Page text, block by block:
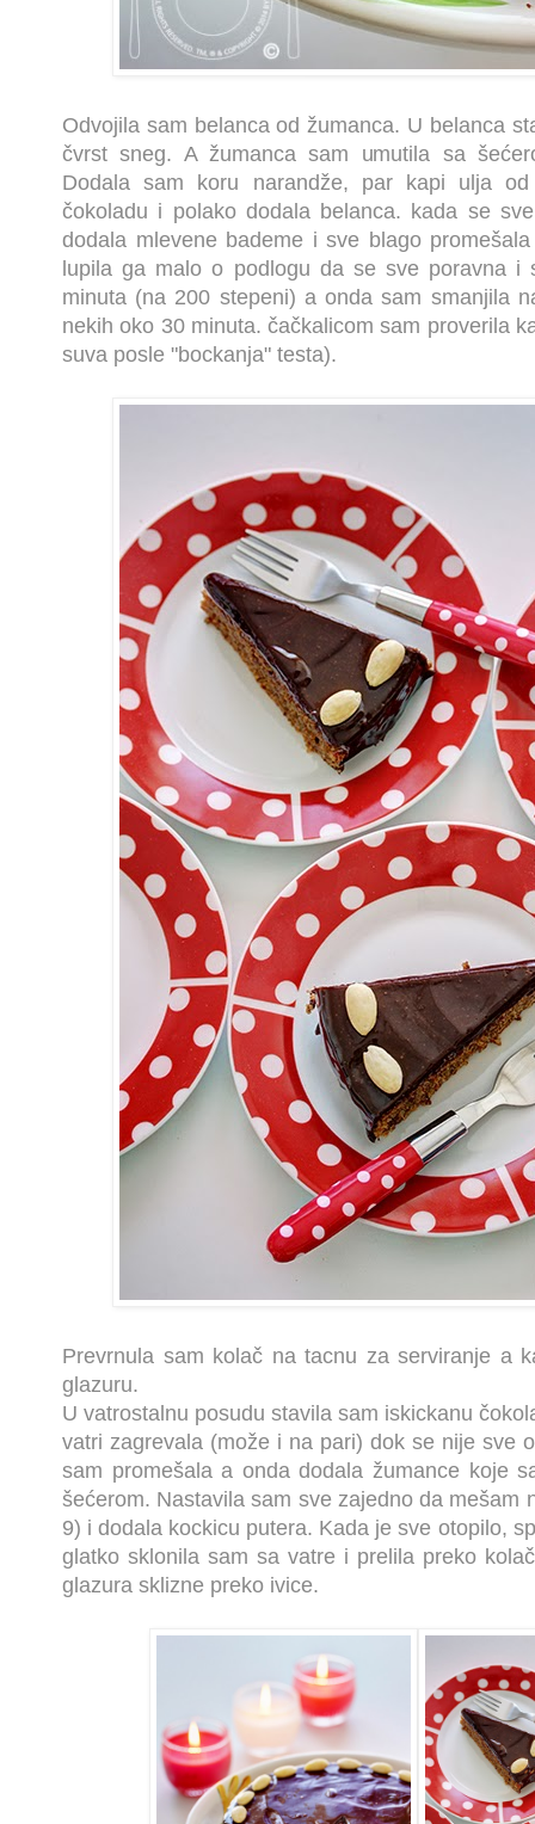
Odvojila sam belanca od žumanca. U belanca
čvrst sneg. A žumanca sam umutila sa
Dodala sam koru narandže, par kapi ulja
čokoladu i polako dodala belanca. kada se
dodala mlevene bademe i sve blago
lupila ga malo o podlogu da se sve poravna
minuta (na 200 stepeni) a onda sam smanjila
nekih oko 30 minuta. čačkalicom sam proverila
suva posle "bockanja" testa).
Prevrnula sam kolač na tacnu za serviranje a
glazuru.
U vatrostalnu posudu stavila sam iskickanu
vatri zagrevala (može i na pari) dok se nije sve
sam promešala a onda dodala žumance koje
šećerom. Nastavila sam sve zajedno da mešam
9) i dodala kockicu putera. Kada je sve otopilo,
glatko sklonila sam sa vatre i prelila preko
glazura sklizne preko ivice.